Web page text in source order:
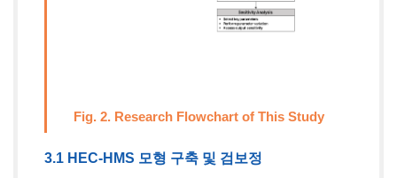
Fig. 2. Research Flowchart of This Study
3.1 HEC-HMS 모형 구축 및 검보정